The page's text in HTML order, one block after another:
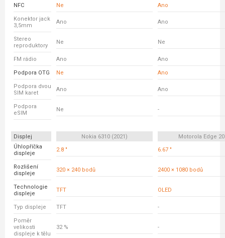
NFC Ne Ano
Konektor jack
3,5mm
Ano Ano
Stereo
reproduktory
Ne Ne
FM rádio Ano Ano
Podpora OTG Ne Ano
Podpora dvou
SIM karet
Ano Ano
Podpora
eSIM
Ne -
Displej Nokia 6310 (2021)
Motorola Edge
Úhlopříčka
displeje
2.8 " 6.67 "
Rozlišení
displeje
320 × 240 bodů 2400 × 1080 bodů
Technologie
displeje
TFT OLED
Typ displeje TFT -
Poměr
velikosti
displeje k tělu
32 % -